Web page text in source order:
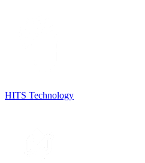
HITS Technology